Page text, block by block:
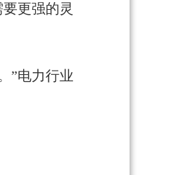
更强的灵
”电力行业